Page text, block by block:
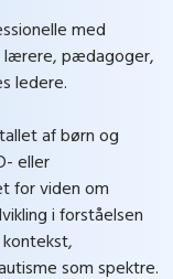
med
lærere, pædagoger,
ledere.
af børn og
eller
for viden om
i forståelsen
som spektre.